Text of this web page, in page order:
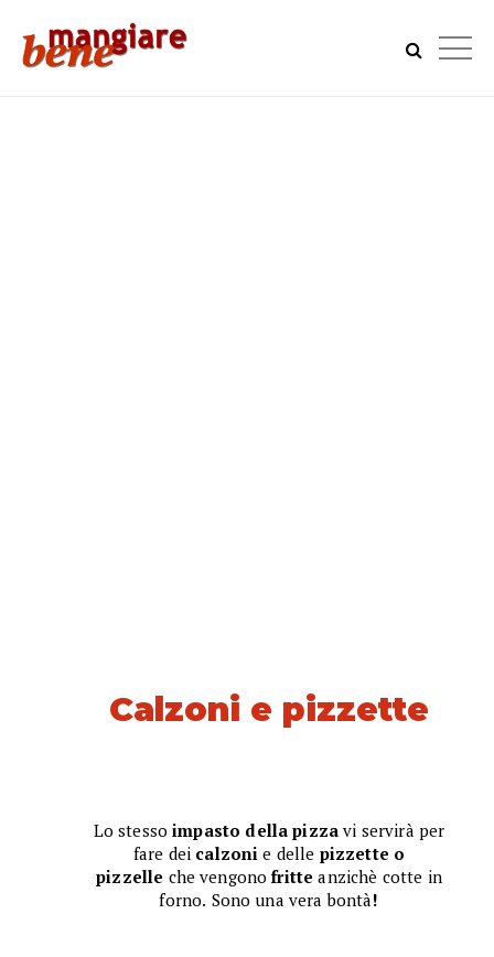
Calzoni e pizzette
Lo stessoimpasto della pizzavi servirà per
fare dei calzonie delle pizzette o
pizzelle che vengonofritteanzichè cotte in
forno. Sono una vera bontà!